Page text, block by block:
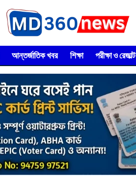
আন্তর্জাতিক খবর শিক্ষা পরীক্ষা ও রেজাল্ট